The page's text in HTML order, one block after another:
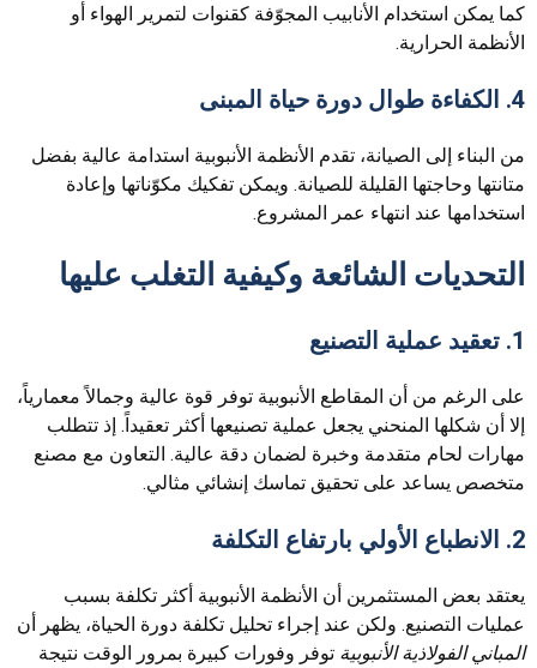
كما يمكن استخدام الأنابيب المجوّفة كقنوات لتمرير الهواء أو
الأنظمة الحرارية.
4. الكفاءة طوال دورة حياة المبنى
من البناء إلى الصيانة، تقدم الأنظمة الأنبوبية استدامة عالية بفضل
متانتها وحاجتها القليلة للصيانة. ويمكن تفكيك مكوّناتها وإعادة
استخدامها عند انتهاء عمر المشروع.
التحديات الشائعة وكيفية التغلب عليها
1. تعقيد عملية التصنيع
على الرغم من أن المقاطع الأنبوبية توفر قوة عالية وجمالاً معمارياً،
إلا أن شكلها المنحني يجعل عملية تصنيعها أكثر تعقيداً. إذ تتطلب
مهارات لحام متقدمة وخبرة لضمان دقة عالية. التعاون مع مصنع
متخصص يساعد على تحقيق تماسك إنشائي مثالي.
2. الانطباع الأولي بارتفاع التكلفة
يعتقد بعض المستثمرين أن الأنظمة الأنبوبية أكثر تكلفة بسبب
عمليات التصنيع. ولكن عند إجراء تحليل تكلفة دورة الحياة، يظهر أن
المباني الفولاذية الأنبوبية توفر وفورات كبيرة بمرور الوقت نتيجة